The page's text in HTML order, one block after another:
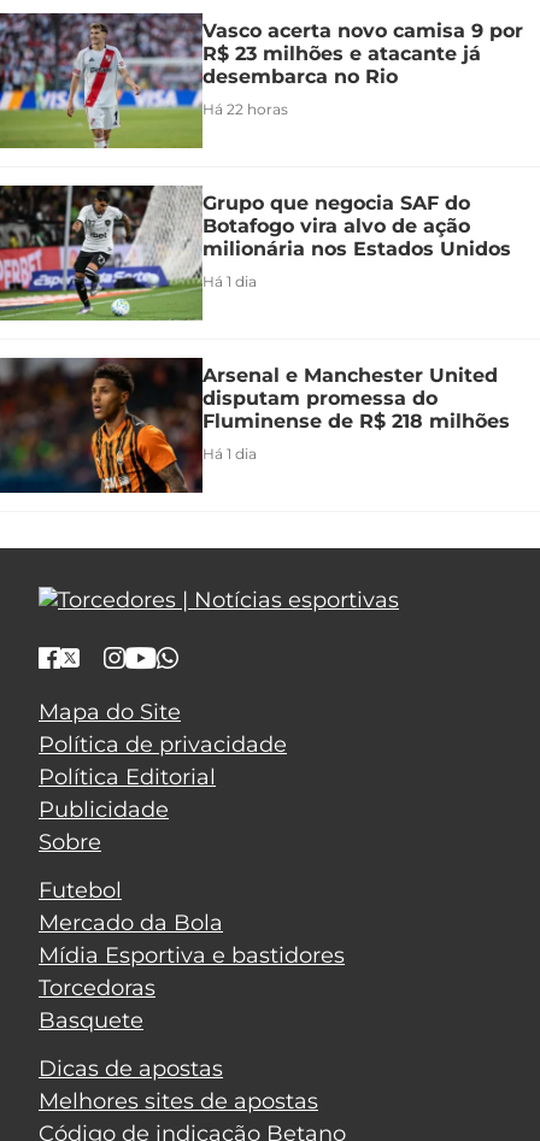
Vasco acerta novo camisa 9 por
R$ 23 milhões e atacante já
desembarca no Rio
Há 22 horas
Grupo que negocia SAF do
Botafogo vira alvo de ação
milionária nos Estados Unidos
Há 1 dia
Arsenal e Manchester United
disputam promessa do
Fluminense de R$ 218 milhões
Há 1 dia
Mapa do Site
Política de privacidade
Política Editorial
Publicidade
Sobre
Futebol
Mercado da Bola
Mídia Esportiva e bastidores
Torcedoras
Basquete
Dicas de apostas
Melhores sites de apostas
Código de indicação Betano